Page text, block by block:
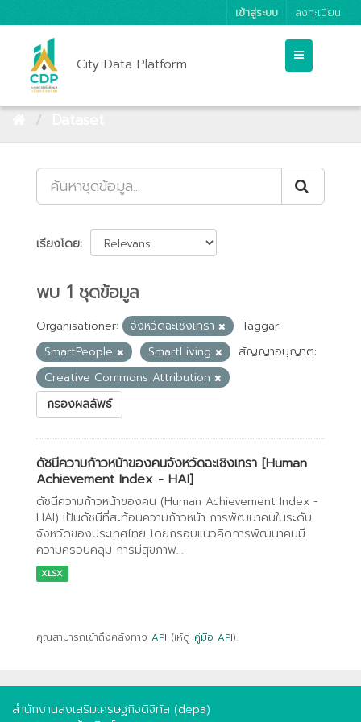
เข้าสู่ระบบ ลงทะเบียน
City Data Platform
เรียงโดย
พบ 1 ชุดข้อมูล
Organisationer: จังหวัดฉะเชิงเทรา
Taggar:
SmartPeople
SmartLiving
สัญญาอนุญาต:
Creative Commons Attribution
กรองผลลัพธ์
ดัชนีความก้าวหน้าของคนจังหวัดฉะเชิงเทรา [Human
Achievement Index - HAI]
ดัชนีความก้าวหน้าของคน (Human Achievement Index -
HAI) เป็นดัชนีที่สะท้อนความก้าวหน้า การพัฒนาคนในระดับ
จังหวัดของประเทศไทย โดยกรอบแนวคิดการพัฒนาคนมี
ความครอบคลุม การมีสุขภาพ...
XLSX
คุณสามารถเข้าถึงคลังทาง API (ให้ดู คู่มือ API).
สำนักงานส่งเสริมเศรษฐกิจดิจิทัล (depa)